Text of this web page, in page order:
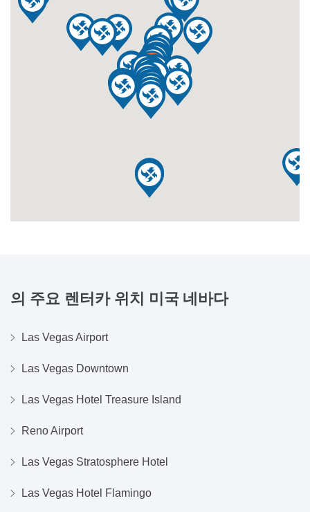
의 주요 렌터카 위치 미국 네바다
Las Vegas Airport
Las Vegas Downtown
Las Vegas Hotel Treasure Island
Reno Airport
Las Vegas Stratosphere Hotel
Las Vegas Hotel Flamingo